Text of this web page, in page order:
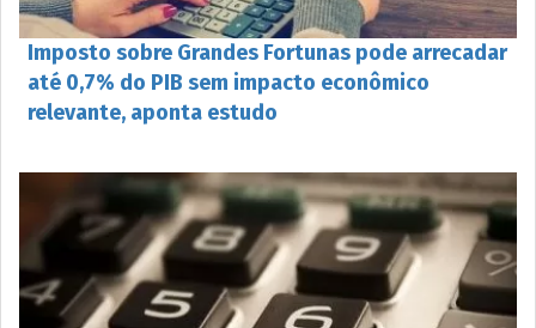
Imposto sobre Grandes Fortunas pode arrecadar
até 0,7% do PIB sem impacto econômico
relevante, aponta estudo